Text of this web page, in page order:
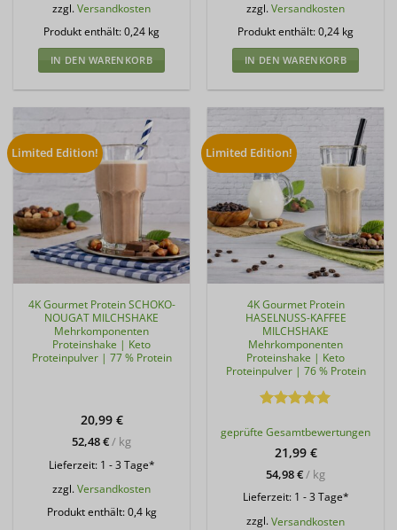
zzgl.Versandkosten
Produkt enthält: 0,24 kg
IN DEN WARENKORB
zzgl.Versandkosten
Produkt enthält: 0,24 kg
IN DEN WARENKORB
Limited Edition!
4K Gourmet Protein SCHOKO-
NOUGAT MILCHSHAKE
Mehrkomponenten
Proteinshake | Keto
Proteinpulver | 77 % Protein
20,99 €
52,48€/ kg
Lieferzeit: 1 - 3 Tage*
zzgl.Versandkosten
Produkt enthält: 0,4 kg
Limited Edition!
4K Gourmet Protein
HASELNUSS-KAFFEE
MILCHSHAKE
Mehrkomponenten
Proteinshake | Keto
Proteinpulver | 76 % Protein
mit5von
geprüfte Gesamtbewertungen
21,99 €
54,98€/ kg
Lieferzeit: 1 - 3 Tage*
zzgl.Versandkosten